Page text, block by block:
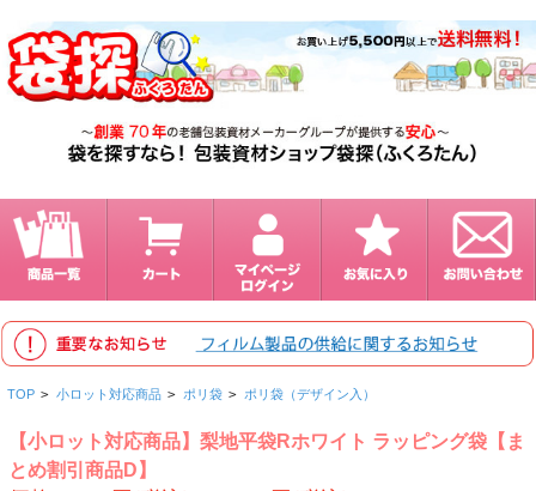
TOP > 小ロット対応商品 > ポリ袋 > ポリ袋（デザイン入）
【小ロット対応商品】梨地平袋Rホワイト ラッピング袋【ま
とめ割引商品D】